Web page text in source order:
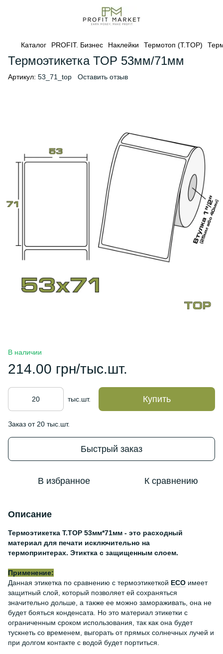
Каталог PROFIT. Бизнес Наклейки Термотоп (T.TOP)
Термоэтикетка ТОР 53мм/71мм
Артикул: 53_71_top Оставить отзыв
В наличии
214.00 грн/тыс.шт.
тыс.шт. Купить
Заказ от 20 тыс.шт.
Быстрый заказ
В избранное К сравнению
Описание
Термоэтикетка Т.TOP 53мм*71мм - это расходный
материал для печати исключительно на
термопринтерах. Этиктка с защищенным слоем.
Применение:
Данная этикетка по сравнению с термоэтикеткой ЕСО имеет
защитный слой, который позволяет ей сохраняться
значительно дольше, а также ее можно замораживать, она не
будет бояться конденсата. Но это материал этикетки с
ограниченным сроком использования, так как она будет
тускнеть со временем, выгорать от прямых солнечных лучей и
при долгом контакте с водой будет портиться.